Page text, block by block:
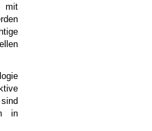
mit
in